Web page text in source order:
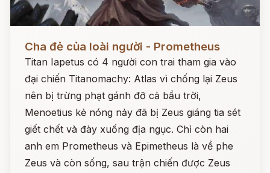
Cha đẻ của loài người - Prometheus
Titan Iapetus có 4 người con trai tham gia vào
đại chiến Titanomachy: Atlas vì chống lại Zeus
nên bị trừng phạt gánh đỡ cả bầu trời,
Menoetius kẻ nóng nảy đã bị Zeus giáng tia sét
giết chết và đày xuống địa ngục. Chỉ còn hai
anh em Prometheus và Epimetheus là về phe
Zeus và còn sống, sau trận chiến được Zeus